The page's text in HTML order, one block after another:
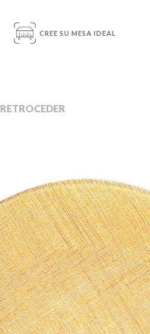
CREE SU MESA IDEAL
RETROCEDER